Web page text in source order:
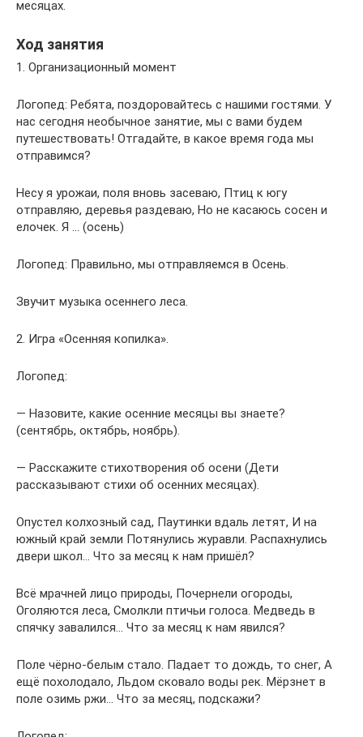
месяцах.
Ход занятия
1. Организационный момент
Логопед: Ребята, поздоровайтесь с нашими гостями. У
нас сегодня необычное занятие, мы с вами будем
путешествовать! Отгадайте, в какое время года мы
отправимся?
Несу я урожаи, поля вновь засеваю, Птиц к югу
отправляю, деревья раздеваю, Но не касаюсь сосен и
елочек. Я … (осень)
Логопед: Правильно, мы отправляемся в Осень.
Звучит музыка осеннего леса.
2. Игра «Осенняя копилка».
Логопед:
— Назовите, какие осенние месяцы вы знаете?
(сентябрь, октябрь, ноябрь).
— Расскажите стихотворения об осени (Дети
рассказывают стихи об осенних месяцах).
Опустел колхозный сад, Паутинки вдаль летят, И на
южный край земли Потянулись журавли. Распахнулись
двери школ… Что за месяц к нам пришёл?
Всё мрачней лицо природы, Почернели огороды,
Оголяются леса, Смолкли птичьи голоса. Медведь в
спячку завалился… Что за месяц к нам явился?
Поле чёрно-белым стало. Падает то дождь, то снег, А
ещё похолодало, Льдом сковало воды рек. Мёрзнет в
поле озимь ржи… Что за месяц, подскажи?